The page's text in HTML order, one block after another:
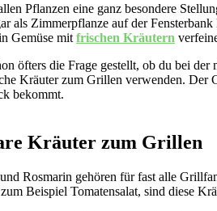
Pflanzen eine ganz besondere
als Zimmerpflanze auf der
Gemüse mit frischen Kräutern
öfters die Frage gestellt, ob du bei
Kräuter zum Grillen verwenden. Der
bekommt.
Kräuter zum Grillen
Rosmarin gehören für fast alle
Beispiel Tomatensalat, sind diese